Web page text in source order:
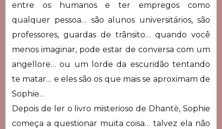
entre os humanos e ter empregos como
qualquer pessoa… são alunos universitários, são
professores, guardas de trânsito… quando você
menos imaginar, pode estar de conversa com um
angellore… ou um lorde da escuridão tentando
te matar… e eles são os que mais se aproximam de
Sophie…
Depois de ler o livro misterioso de Dhantè, Sophie
começa a questionar muita coisa… talvez ela não